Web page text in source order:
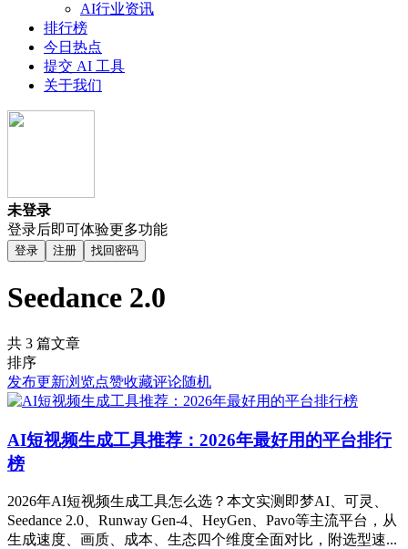
AI行业资讯
排行榜
今日热点
提交 AI 工具
关于我们
未登录
登录后即可体验更多功能
登录 注册 找回密码
Seedance 2.0
共 3 篇文章
排序
发布更新浏览点赞收藏评论随机
AI短视频生成工具推荐：2026年最好用的平台排行
榜
2026年AI短视频生成工具怎么选？本文实测即梦AI、可灵、
Seedance 2.0、Runway Gen-4、HeyGen、Pavo等主流平台，从
生成速度、画质、成本、生态四个维度全面对比，附选型速...